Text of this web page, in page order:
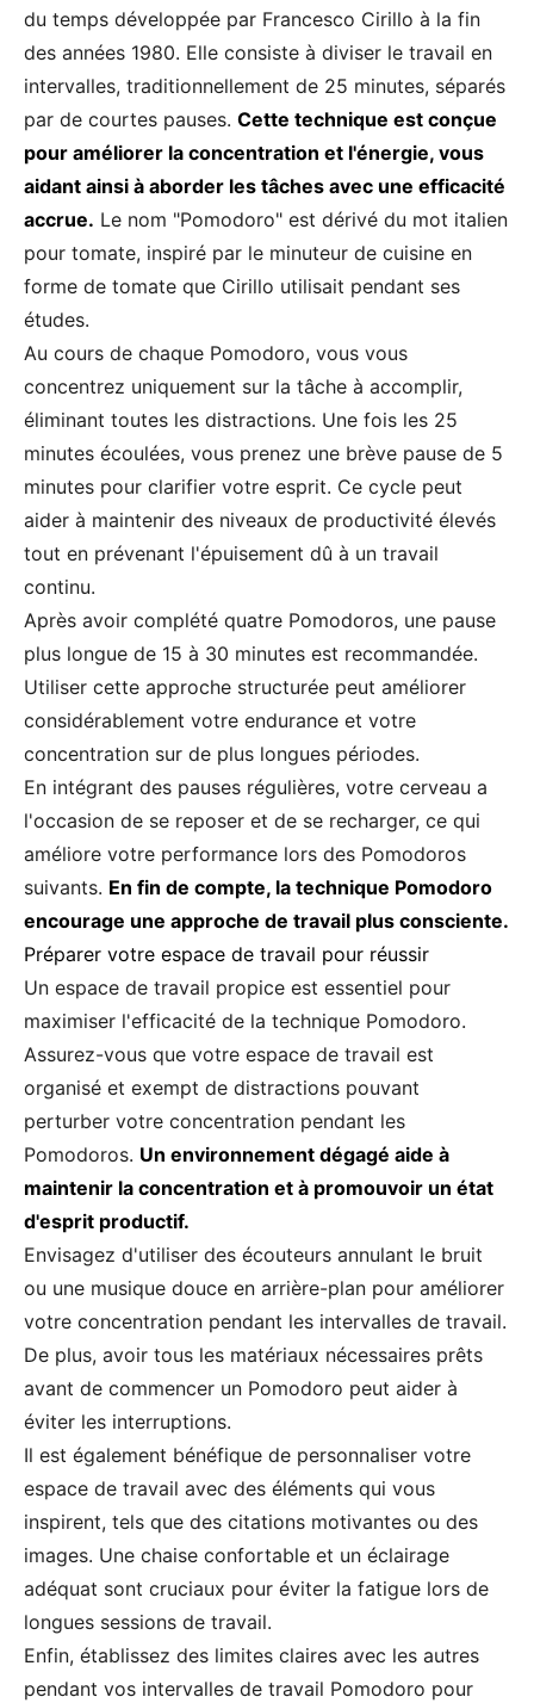
du temps développée par Francesco Cirillo à la fin
des années 1980. Elle consiste à diviser le travail en
intervalles, traditionnellement de 25 minutes, séparés
par de courtes pauses. Cette technique est conçue
pour améliorer la concentration et l'énergie, vous
aidant ainsi à aborder les tâches avec une efficacité
accrue. Le nom "Pomodoro" est dérivé du mot italien
pour tomate, inspiré par le minuteur de cuisine en
forme de tomate que Cirillo utilisait pendant ses
études.
Au cours de chaque Pomodoro, vous vous
concentrez uniquement sur la tâche à accomplir,
éliminant toutes les distractions. Une fois les 25
minutes écoulées, vous prenez une brève pause de 5
minutes pour clarifier votre esprit. Ce cycle peut
aider à maintenir des niveaux de productivité élevés
tout en prévenant l'épuisement dû à un travail
continu.
Après avoir complété quatre Pomodoros, une pause
plus longue de 15 à 30 minutes est recommandée.
Utiliser cette approche structurée peut améliorer
considérablement votre endurance et votre
concentration sur de plus longues périodes.
En intégrant des pauses régulières, votre cerveau a
l'occasion de se reposer et de se recharger, ce qui
améliore votre performance lors des Pomodoros
suivants. En fin de compte, la technique Pomodoro
encourage une approche de travail plus consciente.
Préparer votre espace de travail pour réussir
Un espace de travail propice est essentiel pour
maximiser l'efficacité de la technique Pomodoro.
Assurez-vous que votre espace de travail est
organisé et exempt de distractions pouvant
perturber votre concentration pendant les
Pomodoros. Un environnement dégagé aide à
maintenir la concentration et à promouvoir un état
d'esprit productif.
Envisagez d'utiliser des écouteurs annulant le bruit
ou une musique douce en arrière-plan pour améliorer
votre concentration pendant les intervalles de travail.
De plus, avoir tous les matériaux nécessaires prêts
avant de commencer un Pomodoro peut aider à
éviter les interruptions.
Il est également bénéfique de personnaliser votre
espace de travail avec des éléments qui vous
inspirent, tels que des citations motivantes ou des
images. Une chaise confortable et un éclairage
adéquat sont cruciaux pour éviter la fatigue lors de
longues sessions de travail.
Enfin, établissez des limites claires avec les autres
pendant vos intervalles de travail Pomodoro pour